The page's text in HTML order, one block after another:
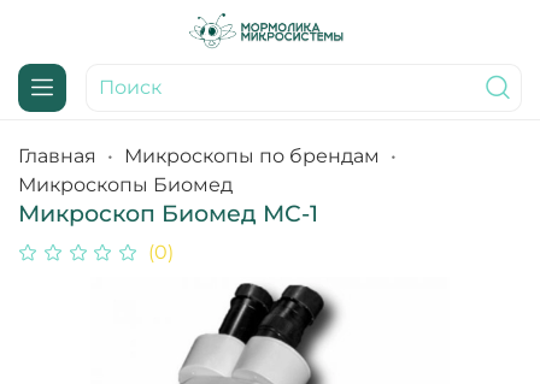
Главная
Микроскопы по брендам
Микроскопы Биомед
Микроскоп Биомед МС-1
(0)